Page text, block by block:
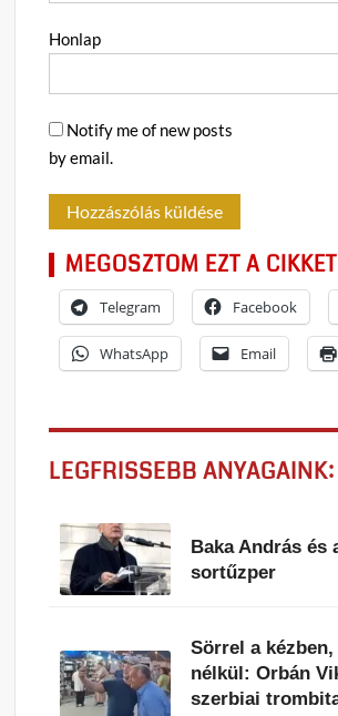
Honlap
Notify me of new posts
by email.
MEGOSZTOM EZT A
Telegram Facebook
WhatsApp Email
LEGFRISSEBB ANYAGAINK:
Baka András és
sortűzper
Sörrel a kézben,
nélkül: Orbán
szerbiai